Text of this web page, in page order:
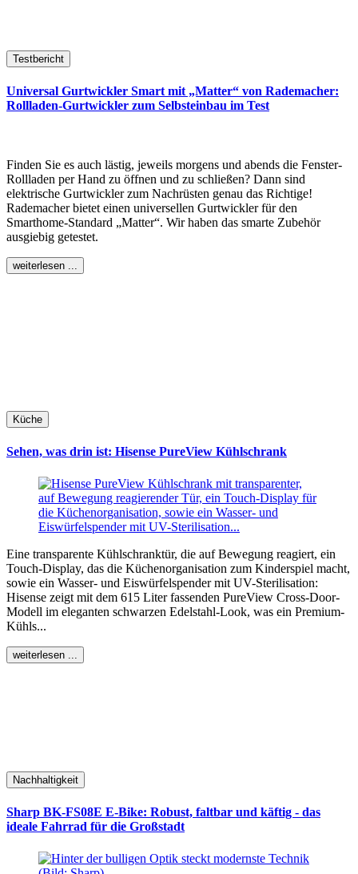
Testbericht
Universal Gurtwickler Smart mit „Matter“ von Rademacher:
Rollladen-Gurtwickler zum Selbsteinbau im Test
Finden Sie es auch lästig, jeweils morgens und abends die Fenster-
Rollladen per Hand zu öffnen und zu schließen? Dann sind
elektrische Gurtwickler zum Nachrüsten genau das Richtige!
Rademacher bietet einen universellen Gurtwickler für den
Smarthome-Standard „Matter“. Wir haben das smarte Zubehör
ausgiebig getestet.
weiterlesen ...
Küche
Sehen, was drin ist: Hisense PureView Kühlschrank
Eine transparente Kühlschranktür, die auf Bewegung reagiert, ein
Touch-Display, das die Küchenorganisation zum Kinderspiel macht,
sowie ein Wasser- und Eiswürfelspender mit UV-Sterilisation:
Hisense zeigt mit dem 615 Liter fassenden PureView Cross-Door-
Modell im eleganten schwarzen Edelstahl-Look, was ein Premium-
Kühls...
weiterlesen ...
Nachhaltigkeit
Sharp BK-FS08E E-Bike: Robust, faltbar und käftig - das
ideale Fahrrad für die Großstadt